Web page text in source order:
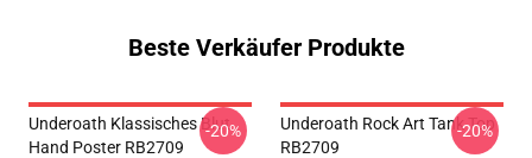
Beste Verkäufer Produkte
Underoath Klassisches Blut
Hand Poster RB2709
-20%
Underoath Rock Art Tank Top
RB2709
-20%